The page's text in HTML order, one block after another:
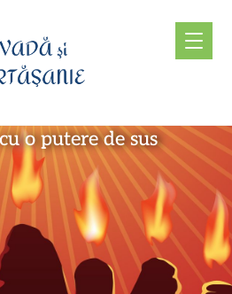
o putere de sus